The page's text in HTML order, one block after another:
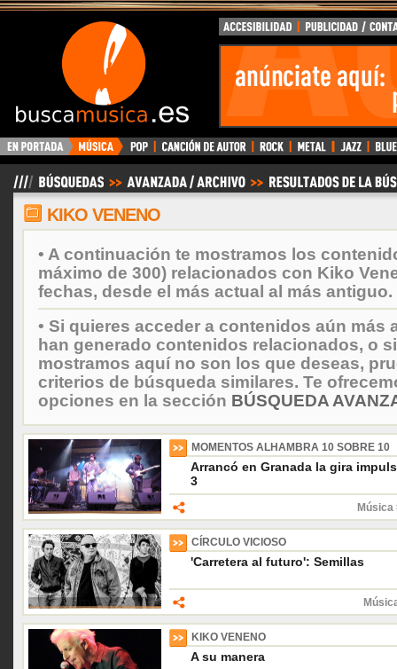
BuscaMusica.es
KIKO VENENO
• A continuación te mostramos los
máximo de 300) relacionados con Kiko
fechas, desde el más actual al más antiguo.
• Si quieres acceder a contenidos aún más
han generado contenidos relacionados, o
mostramos aquí no son los que deseas,
criterios de búsqueda similares. Te
opciones en la sección BÚSQUEDA
MOMENTOS ALHAMBRA 10 SOBRE 10
Arrancó en Granada la gira
3
Música
CÍRCULO VICIOSO
'Carretera al futuro': Semillas
KIKO VENENO
A su manera